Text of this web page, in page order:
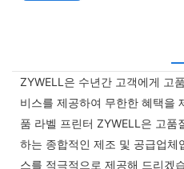
ZYWELL은 수년간 고객에게 고
비스를 제공하여 무한한 혜택을
품 라벨 프린터 ZYWELL은 고품
하는 종합적인 제조 및 공급업체
스를 적극적으로 제공해 드리겠